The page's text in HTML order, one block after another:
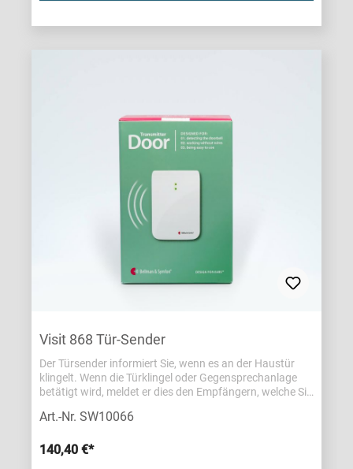
Visit 868 Tür-Sender
Der Türsender informiert Sie, wenn es an der Haustür
klingelt. Wenn die Türklingel oder Gegensprechanlage
betätigt wird, meldet er dies den Empfängern, welche Sie
informieren.Eigenschaften:Zuverlässig: Bis zu 200 m
GegensprechanlagenEinstellbare Anzeige: Unterscheidet
Art.-Nr. SW10066
140,40 €*